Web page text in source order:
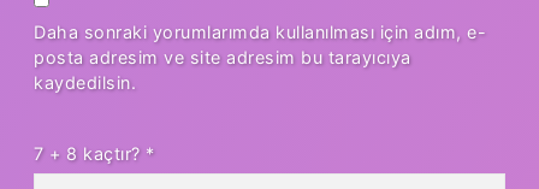
Daha sonraki yorumlarımda kullanılması için adım, e-
posta adresim ve site adresim bu tarayıcıya
kaydedilsin.
7 + 8 kaçtır? *